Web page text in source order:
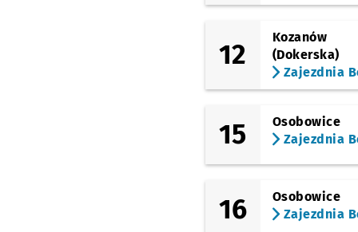
12
Kozanów
(Dokerska)
Zajezdnia
15
Osobowice
Zajezdnia
16
Osobowice
Zajezdnia